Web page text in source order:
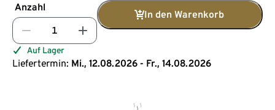
Anzahl
In den Warenkorb
Auf Lager
Liefertermin: Mi., 12.08.2026 - Fr., 14.08.2026